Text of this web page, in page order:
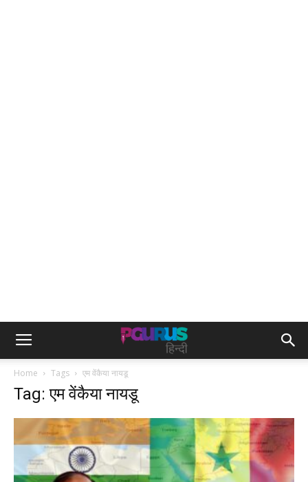
Home Tags एम वेंकैया नायडू
Tag: एम वेंकैया नायडू